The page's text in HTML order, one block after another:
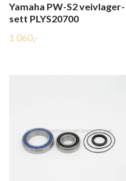
Yamaha PW-S2 veivlager-
sett PLYS20700
1 060,-